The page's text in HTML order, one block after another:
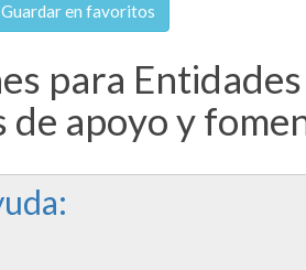
Guardar en favoritos
para
de apoyo y